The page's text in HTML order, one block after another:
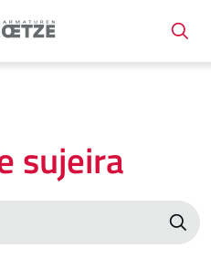
sujeira